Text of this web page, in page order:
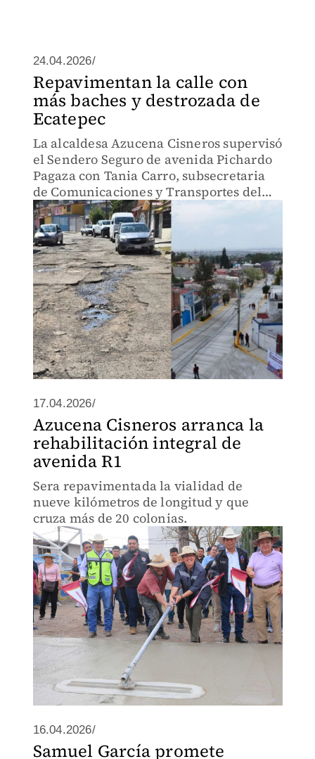
24.04.2026/
Repavimentan la calle con
más baches y destrozada de
Ecatepec
La alcaldesa Azucena Cisneros supervisó
el Sendero Seguro de avenida Pichardo
Pagaza con Tania Carro, subsecretaria
de Comunicaciones y Transportes del
gobierno federal.
17.04.2026/
Azucena Cisneros arranca la
rehabilitación integral de
avenida R1
Sera repavimentada la vialidad de
nueve kilómetros de longitud y que
cruza más de 20 colonias.
16.04.2026/
Samuel García promete